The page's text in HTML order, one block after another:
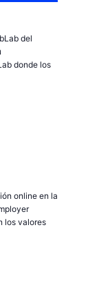
del
donde los
online en la
los valores